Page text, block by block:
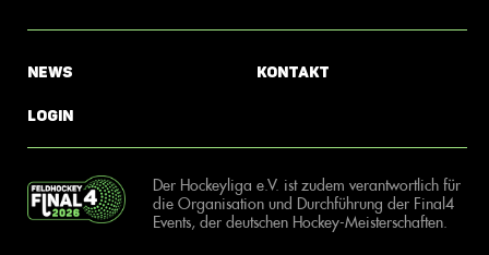
News
Login
Kontakt
Der Hockeyliga e.V. ist zudem verantwortlich für
die Organisation und Durchführung der Final4
Events, der deutschen Hockey-Meisterschaften.